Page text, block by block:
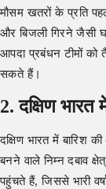
मौसम खतरों के प्रति
और बिजली गिरने जैसी
आपदा प्रबंधन टीमों को
सकते हैं।
2. दक्षिण भारत
दक्षिण भारत में बारिश
बनने वाले निम्न दबाव
पहुंचते हैं, जिससे भारी